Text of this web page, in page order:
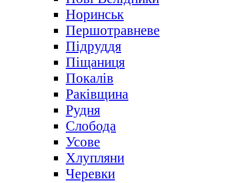
Норинськ
Першотравневе
Підруддя
Піщаниця
Покалів
Раківщина
Рудня
Слобода
Усове
Хлупляни
Черевки